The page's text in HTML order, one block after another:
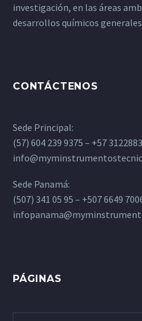
investigación, en las áreas
desarrollos químicos
CONTÁCTENOS
Sede Principal:
(57) 604 239 9375 – +57
Sede Panamá:
(507) 341 05 95 – +507 6649
PÁGINAS